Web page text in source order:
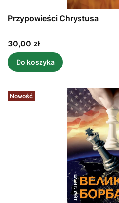
Przypowieści Chrystusa
Cena
30,00 zł
Do koszyka
Nowość